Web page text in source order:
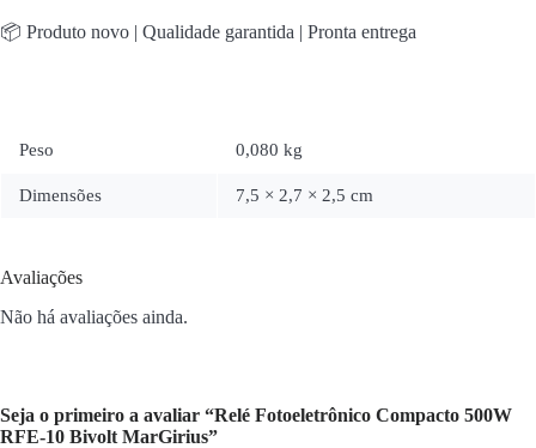
📦 Produto novo | Qualidade garantida | Pronta entrega
Peso 0,080 kg
Dimensões 7,5 × 2,7 × 2,5 cm
Avaliações
Não há avaliações ainda.
Seja o primeiro a avaliar “Relé Fotoeletrônico Compacto 500W
RFE-10 Bivolt MarGirius”